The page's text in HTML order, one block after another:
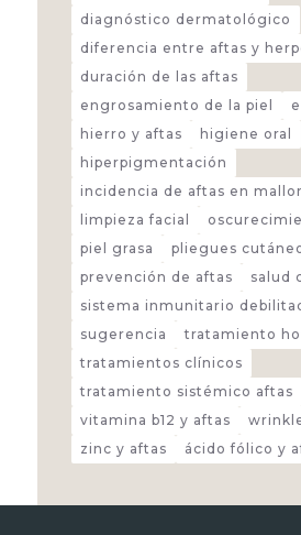
diagnóstico dermatológico
diferencia entre aftas y
duración de las aftas
engrosamiento de la piel
hierro y aftas
higiene oral
hiperpigmentación
incidencia de aftas en
limpieza facial
piel grasa
pliegues
prevención de aftas
salud
sistema inmunitario
sugerencia
tratamiento
tratamientos clínicos
tratamiento sistémico aftas
vitamina b12 y aftas
zinc y aftas
ácido fólico y